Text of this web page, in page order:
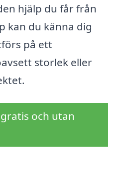
hjälp du får från
kan du känna dig
på ett
storlek eller
och utan